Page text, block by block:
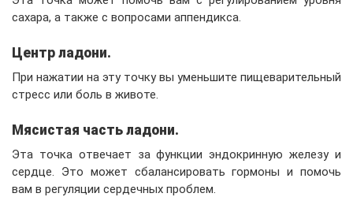
сахара, а также с вопросами аппендикса.
Центр ладони.
При нажатии на эту точку вы уменьшите пищеварительный
стресс или боль в животе.
Мясистая часть ладони.
Эта точка отвечает за функции эндокринную железу и
сердце. Это может сбалансировать гормоны и помочь
вам в регуляции сердечных проблем.